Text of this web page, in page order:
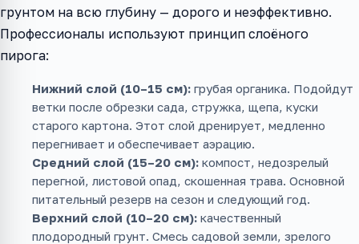
грунтом на всю глубину — дорого и неэффективно.
Профессионалы используют принцип слоёного
пирога:
Нижний слой (10–15 см): грубая органика. Подойдут
ветки после обрезки сада, стружка, щепа, куски
старого картона. Этот слой дренирует, медленно
перегнивает и обеспечивает аэрацию.
Средний слой (15–20 см): компост, недозрелый
перегной, листовой опад, скошенная трава. Основной
питательный резерв на сезон и следующий год.
Верхний слой (10–20 см): качественный
плодородный грунт. Смесь садовой земли, зрелого